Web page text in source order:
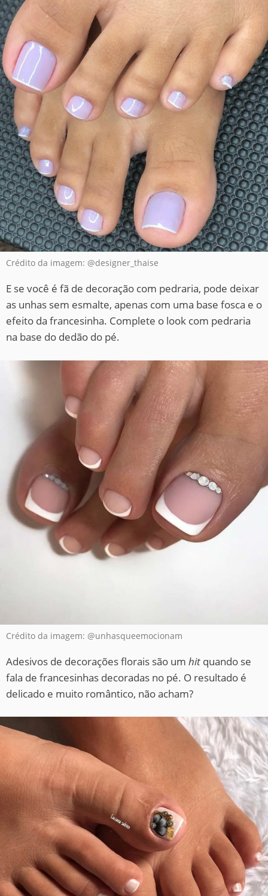
Crédito da imagem: @designer_thaise
E se você é fã de decoração com pedraria, pode deixar
as unhas sem esmalte, apenas com uma base fosca e o
efeito da francesinha. Complete o look com pedraria
na base do dedão do pé.
Crédito da imagem: @unhasqueemocionam
Adesivos de decorações florais são um hit quando se
fala de francesinhas decoradas no pé. O resultado é
delicado e muito romântico, não acham?